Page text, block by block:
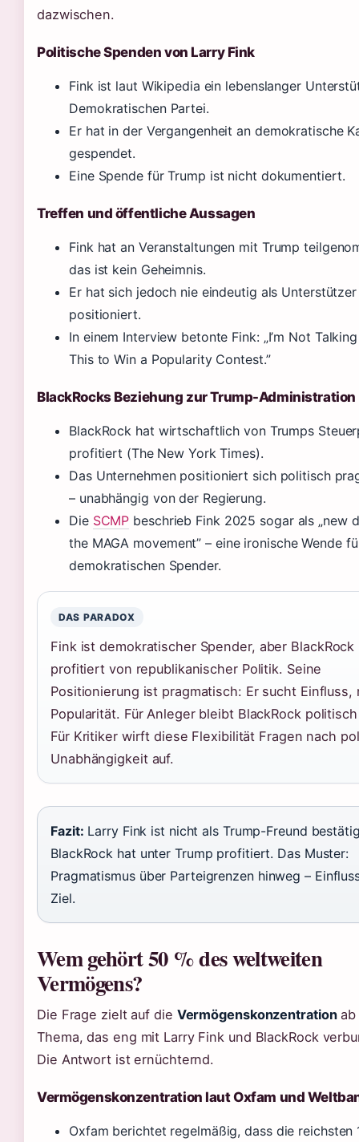
dazwischen.
Politische Spenden von Larry Fink
Fink ist laut Wikipedia ein lebenslanger
Demokratischen Partei.
Er hat in der Vergangenheit an demokratische
gespendet.
Eine Spende für Trump ist nicht dokumentiert.
Treffen und öffentliche Aussagen
Fink hat an Veranstaltungen mit Trump
das ist kein Geheimnis.
Er hat sich jedoch nie eindeutig als Unterstützer
positioniert.
In einem Interview betonte Fink: „I’m Not
This to Win a Popularity Contest.”
BlackRocks Beziehung zur Trump-Administration
BlackRock hat wirtschaftlich von Trumps
profitiert (The New York Times).
Das Unternehmen positioniert sich politisch
– unabhängig von der Regierung.
Die SCMP beschrieb Fink 2025 sogar als „new
the MAGA movement” – eine ironische Wende
demokratischen Spender.
DAS PARADOX
Fink ist demokratischer Spender, aber BlackRock
profitiert von republikanischer Politik. Seine
Positionierung ist pragmatisch: Er sucht Einfluss,
Popularität. Für Anleger bleibt BlackRock
Für Kritiker wirft diese Flexibilität Fragen nach
Unabhängigkeit auf.
Fazit: Larry Fink ist nicht als Trump-Freund
BlackRock hat unter Trump profitiert. Das Muster:
Pragmatismus über Parteigrenzen hinweg –
Ziel.
Wem gehört 50 % des weltweiten
Vermögens?
Die Frage zielt auf die Vermögenskonzentrationab
Thema, das eng mit Larry Fink und BlackRock
Die Antwort ist ernüchternd.
Vermögenskonzentration laut Oxfam und
Oxfam berichtet regelmäßig, dass die reichsten